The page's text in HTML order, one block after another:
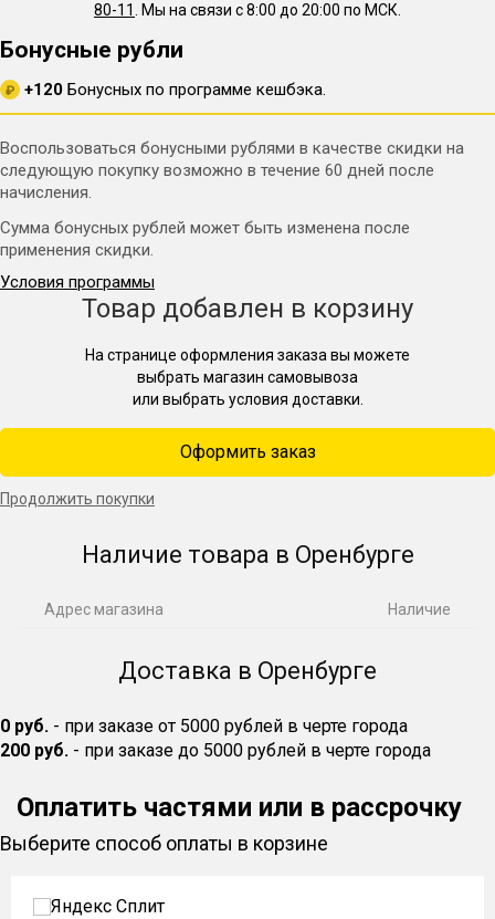
80-11. Мы на связи с 8:00 до 20:00 по МСК.
Бонусные рубли
₽ +120 Бонусных по программе кешбэка.
Воспользоваться бонусными рублями в качестве скидки на
следующую покупку возможно в течение 60 дней после
начисления.
Сумма бонусных рублей может быть изменена после
применения скидки.
Условия программы
Товар добавлен в корзину
На странице оформления заказа вы можете
выбрать магазин самовывоза
или выбрать условия доставки.
Оформить заказ
Продолжить покупки
Наличие товара в Оренбурге
Адрес магазина Наличие
Доставка в Оренбурге
0 руб. - при заказе от 5000 рублей в черте города
200 руб. - при заказе до 5000 рублей в черте города
Оплатить частями или в рассрочку
Выберите способ оплаты в корзине